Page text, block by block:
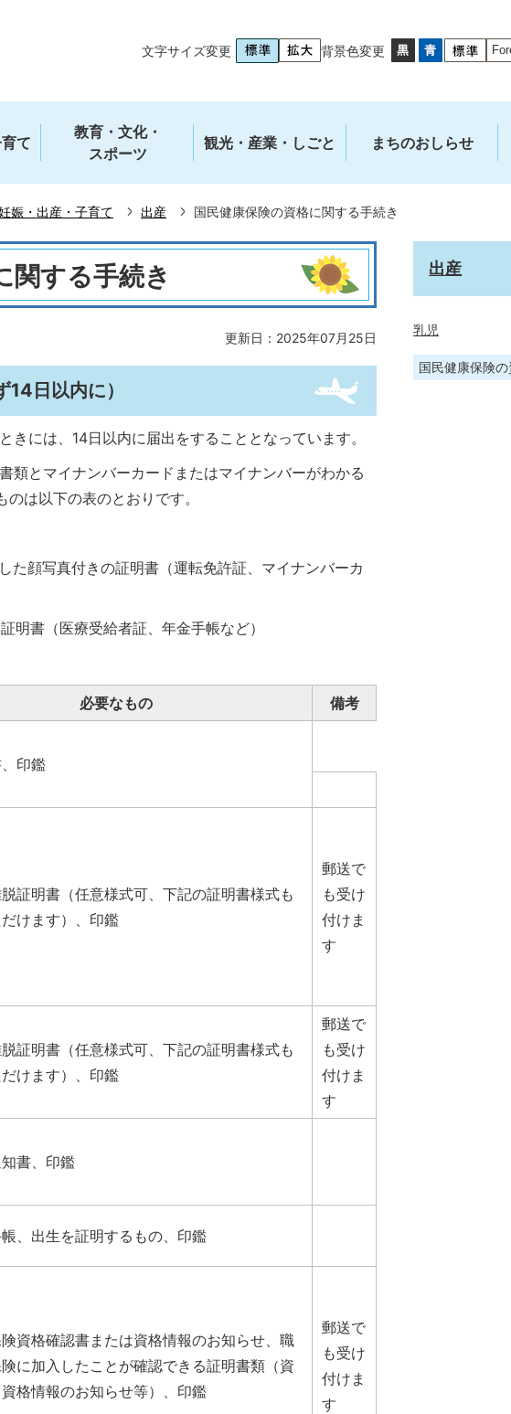
文字サイズ変更 背景色変更
て
教育・文化・
スポーツ
観光・産業・しごと まちのおしらせ
娠・出産・子育て 出産 国民健康保険の資格に関する手続き
関する手続き
更新日：2025年07月25日
日以内に）
きには、14日以内に届出をすることとなっています。
類とマイナンバーカードまたはマイナンバーがわかる
は以下の表のとおりです。
た顔写真付きの証明書（運転免許証、マイナンバーカ
明書（医療受給者証、年金手帳など）
必要なもの 備考
印鑑
証明書（任意様式可、下記の証明書様式も
けます）、印鑑
郵送で
も受け
付けま
す
証明書（任意様式可、下記の証明書様式も
けます）、印鑑
郵送で
も受け
付けま
す
書、印鑑
、出生を証明するもの、印鑑
資格確認書または資格情報のお知らせ、職
に加入したことが確認できる証明書類（資
格情報のお知らせ等）、印鑑
郵送で
も受け
付けま
す
出産
乳児
国民健康保険